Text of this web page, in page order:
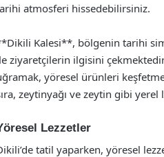
atmosferi hissedebilirsiniz.
Kalesi**, bölgenin tarihi
ziyaretçilerin ilgisini
yöresel ürünleri
zeytinyağı ve zeytin gibi
Lezzetler
tatil yaparken, yöresel